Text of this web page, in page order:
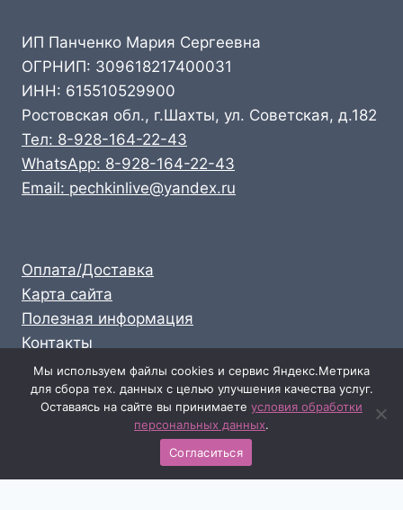
ИП Панченко Мария Сергеевна
ОГРНИП: 309618217400031
ИНН: 615510529900
Ростовская обл., г.Шахты, ул. Советская, д.182
Тел: 8-928-164-22-43
WhatsApp: 8-928-164-22-43
Email: pechkinlive@yandex.ru
Оплата/Доставка
Карта сайта
Полезная информация
Контакты
Личный кабинет
Опт: 8-928-164-22-43
Розница: 8-989-711-58-47
Мы используем файлы cookies и сервис Яндекс.Метрика
для сбора тех. данных с целью улучшения качества услуг.
Оставаясь на сайте вы принимаете условия обработки
персональных данных.
Согласиться